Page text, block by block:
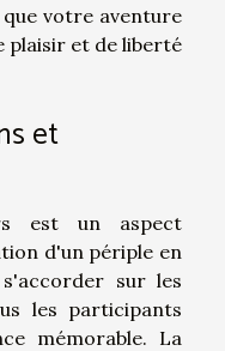
votre aventure
plaisir et de liberté
et
est un aspect
d'un périple en
sur les
les participants
mémorable. La